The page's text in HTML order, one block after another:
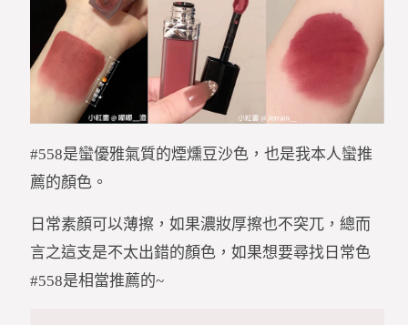
#558是蠻優雅氣質的煙燻豆沙色，也是我本人蠻推
薦的顏色。
日常素顏可以薄擦，如果濃妝厚擦也不突兀，總而
言之這支是不太出錯的顏色，如果想要尋找日常色
#558是相當推薦的~